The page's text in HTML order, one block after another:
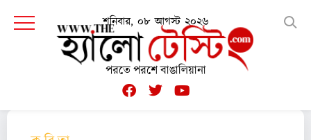
শনিবার, ০৮ আগস্ট ২০২৬
পরতে পরশে বাঙালিয়ানা